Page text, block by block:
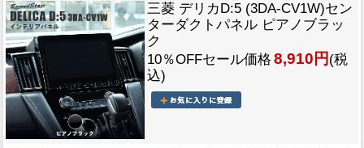
三菱 デリカD:5 (3DA-CV1W)セン
ターダクトパネル ピアノブラッ
ク
10％OFFセール価格 8,910円 (税
込)